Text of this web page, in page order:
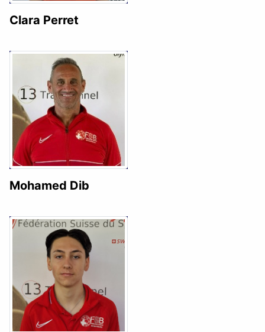
Clara Perret
Mohamed Dib